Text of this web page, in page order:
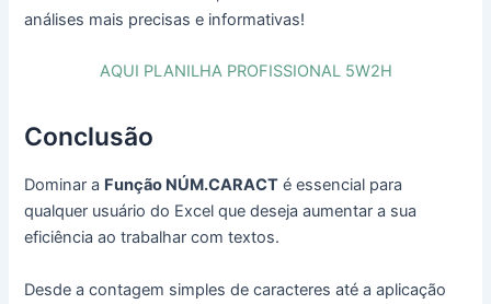
análises mais precisas e informativas!
AQUI PLANILHA PROFISSIONAL 5W2H
Conclusão
Dominar a Função NÚM.CARACT é essencial para
qualquer usuário do Excel que deseja aumentar a sua
eficiência ao trabalhar com textos.
Desde a contagem simples de caracteres até a aplicação